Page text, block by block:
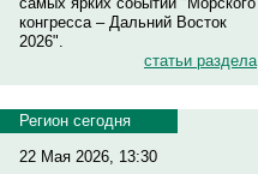
конгресса – Дальний Восток
2026".
статьи раздела
Регион сегодня
22 Мая 2026, 13:30